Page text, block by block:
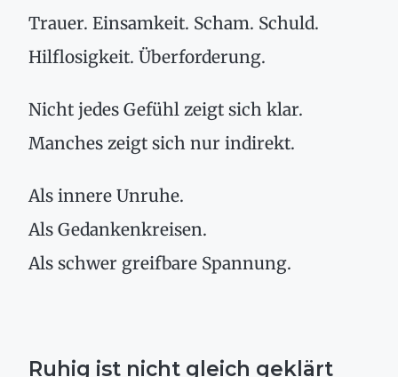
Trauer. Einsamkeit. Scham. Schuld.
Hilflosigkeit. Überforderung.
Nicht jedes Gefühl zeigt sich klar.
Manches zeigt sich nur indirekt.
Als innere Unruhe.
Als Gedankenkreisen.
Als schwer greifbare Spannung.
Ruhig ist nicht gleich geklärt